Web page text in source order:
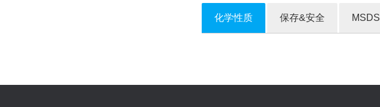
化学性质 保存&安全 MSDS